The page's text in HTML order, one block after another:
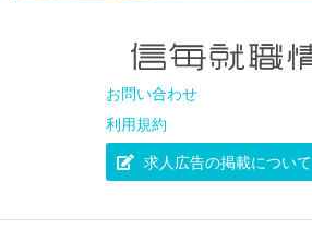
お問い合わせ
利用規約
求人広告の掲載について